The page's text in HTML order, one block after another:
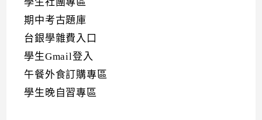
期中考古題庫
台銀學雜費入口
學生Gmail登入
午餐外食訂購專區
學生晚自習專區